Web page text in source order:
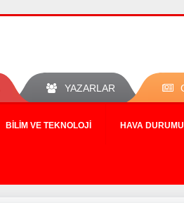
YAZARLAR
BILIM VE TEKNOLOJI HAVA DURUMU